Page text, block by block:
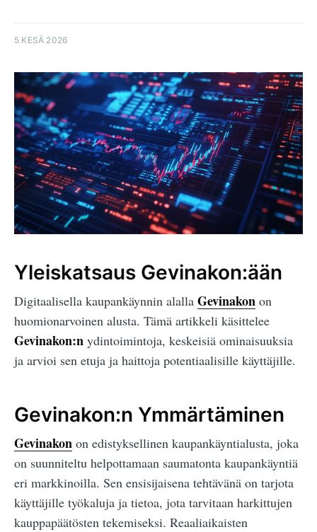
5 KESÄ 2026
Yleiskatsaus Gevinakon:ään
Digitaalisella kaupankäynnin alalla Gevinakon on
huomionarvoinen alusta. Tämä artikkeli käsittelee
Gevinakon:n ydintoimintoja, keskeisiä ominaisuuksia
ja arvioi sen etuja ja haittoja potentiaalisille käyttäjille.
Gevinakon:n Ymmärtäminen
Gevinakon on edistyksellinen kaupankäyntialusta, joka
on suunniteltu helpottamaan saumatonta kaupankäyntiä
eri markkinoilla. Sen ensisijaisena tehtävänä on tarjota
käyttäjille työkaluja ja tietoa, jota tarvitaan harkittujen
kauppapäätösten tekemiseksi. Reaaliaikaisten